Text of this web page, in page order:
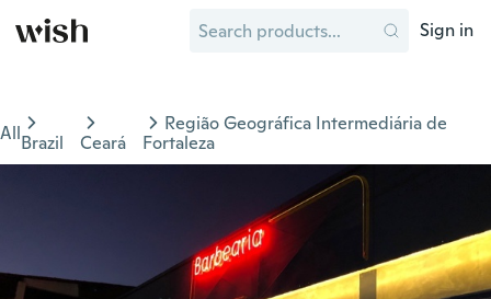
Sign in
AllBrazil Ceará
Região Geográfica Intermediária de
Fortaleza